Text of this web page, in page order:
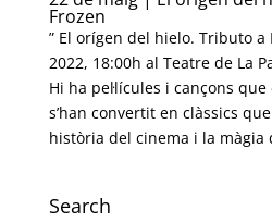
Frozen
” El orígen del hielo. Tributo a
2022, 18:00h al Teatre de La
Hi ha pel·lícules i cançons
s’han convertit en clàssics
història del cinema i la màgia
Search